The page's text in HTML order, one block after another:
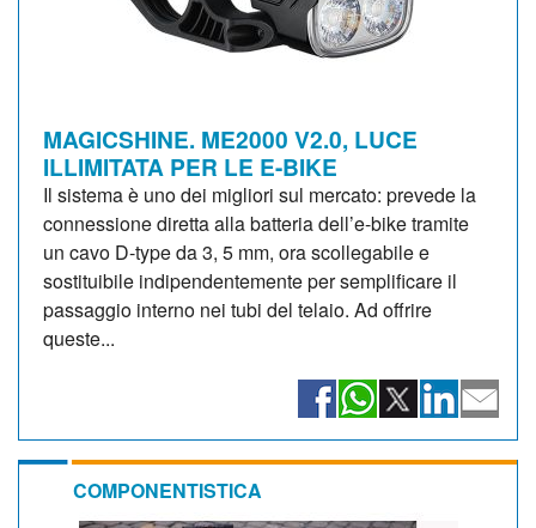
MAGICSHINE. ME2000 V2.0, LUCE
ILLIMITATA PER LE E-BIKE
Il sistema è uno dei migliori sul mercato: prevede la
connessione diretta alla batteria dell’e-bike tramite
un cavo D-type da 3, 5 mm, ora scollegabile e
sostituibile indipendentemente per semplificare il
passaggio interno nei tubi del telaio. Ad offrire
queste...
COMPONENTISTICA